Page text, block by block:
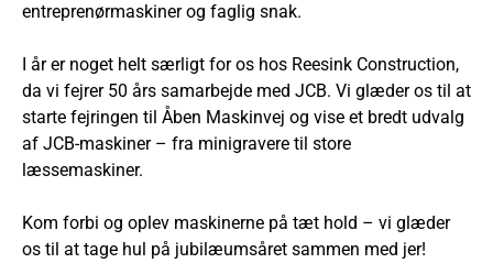
entreprenørmaskiner og faglig snak.
I år er noget helt særligt for os hos Reesink Construction,
da vi fejrer 50 års samarbejde med JCB. Vi glæder os til at
starte fejringen til Åben Maskinvej og vise et bredt udvalg
af JCB-maskiner – fra minigravere til store
læssemaskiner.
Kom forbi og oplev maskinerne på tæt hold – vi glæder
os til at tage hul på jubilæumsåret sammen med jer!